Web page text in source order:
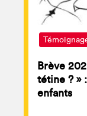
Brève
tétine ? »
enfants